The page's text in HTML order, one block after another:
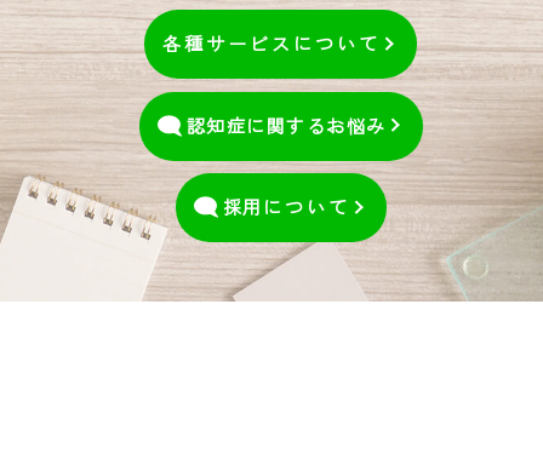
各種サービスについて
認知症に関するお悩み
採用 について